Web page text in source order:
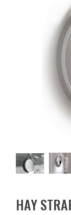
HAY